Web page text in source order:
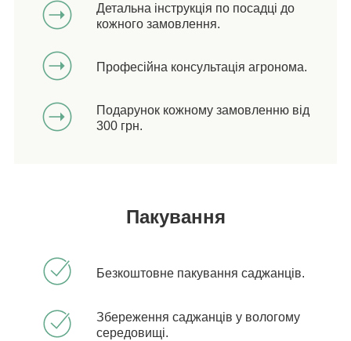
Детальна інструкція по посадці до
кожного замовлення.
Професійна консультація агронома.
Подарунок кожному замовленню від
300 грн.
Пакування
Безкоштовне пакування саджанців.
Збереження саджанців у вологому
середовищі.